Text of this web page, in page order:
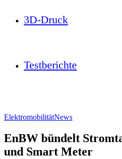
3D-Druck
Testberichte
ElektromobilitätNews
EnBW bündelt
und Smart Meter